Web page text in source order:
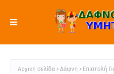
Αρχική σελίδα Δάφνη
Επιστολή